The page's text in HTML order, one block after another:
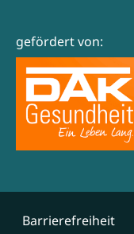
gefördert von:
Barrierefreiheit